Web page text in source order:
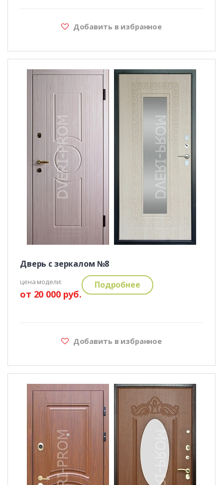
Добавить в избранное
Дверь с зеркалом №8
цена модели:
от 20 000 руб.
Подробнее
Добавить в избранное